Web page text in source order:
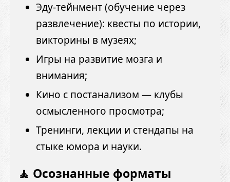
Эду-тейнмент (обучение через
развлечение): квесты по истории,
викторины в музеях;
Игры на развитие мозга и
внимания;
Кино с постанализом — клубы
осмысленного просмотра;
Тренинги, лекции и стендапы на
стыке юмора и науки.
🧘 Осознанные форматы